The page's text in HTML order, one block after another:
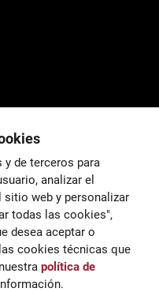
de terceros para
analizar el
sitio web y personalizar
todas las cookies",
desea aceptar o
cookies técnicas que
política de